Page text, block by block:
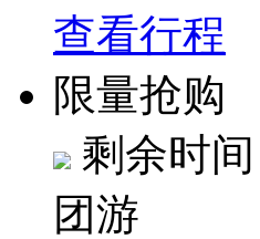
查看行程
限量抢购
剩余时间
团游